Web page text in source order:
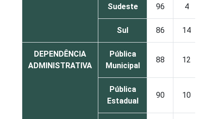
Sudeste 96 4
Sul 86 14
DEPENDÊNCIA
ADMINISTRATIVA
Pública
Municipal
88 12
Pública
Estadual
90 10